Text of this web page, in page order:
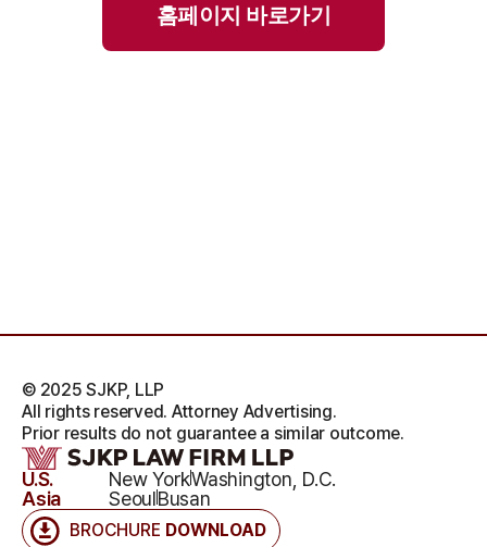
홈페이지 바로가기
BROCHURE DOWNLOAD
U.S. New YorkWashington, D.C.
Asia
SeoulBusan
© 2025 SJKP, LLP
All rights reserved. Attorney Advertising.
Prior results do not guarantee a similar outcome.